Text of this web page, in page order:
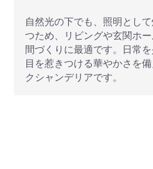
自然光の下でも、照明とし
つため、リビングや玄関ホ
間づくりに最適です。日常
目を惹きつける華やかさを
クシャンデリアです。